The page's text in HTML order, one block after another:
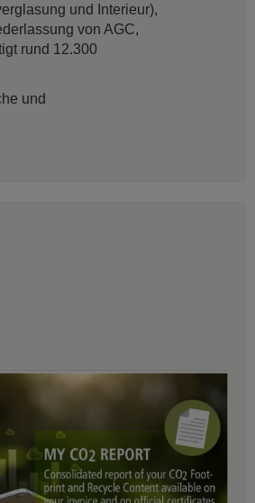
und Interieur),
von AGC,
rund 12.300
und